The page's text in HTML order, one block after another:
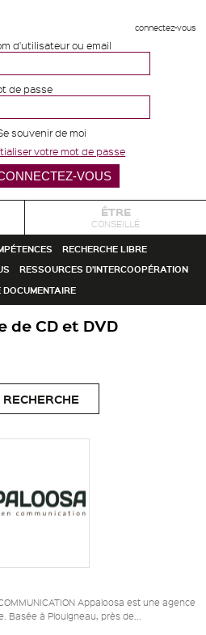
connectez-vous
d'utilisateur ou email
de passe
souvenir de moi
votre mot de passe
ÊTRE
CONSEILLÉ
RECHERCHE LIBRE
RESSOURCES D'INTERCOOPÉRATION
de CD et DVD
Appaloosa est une agence
Basée à Plouigneau, près de...